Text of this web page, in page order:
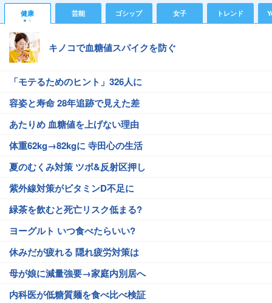
健康 芸能 ゴシップ 女子 トレンド
キノコで血糖値スパイクを防ぐ
「モテるためのヒント」326人に
容姿と寿命 28年追跡で見えた差
あたりめ 血糖値を上げない理由
体重62kg→82kgに 寺田心の生活
夏のむくみ対策 ツボ&反射区押し
紫外線対策がビタミンD不足に
緑茶を飲むと死亡リスク低まる?
ヨーグルト いつ食べたらいい?
休みだが疲れる 隠れ疲労対策は
母が娘に減量強要→家庭内別居へ
内科医が低糖質麺を食べ比べ検証